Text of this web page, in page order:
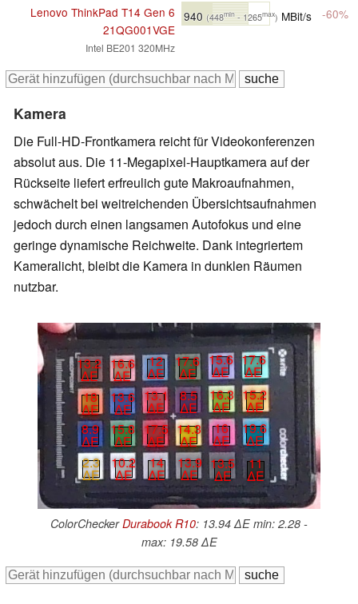
Lenovo ThinkPad T14 Gen 6
21QG001VGE
Intel BE201 320MHz
940 (448min- 1265max) MBit/s -60%
Kamera
Die Full-HD-Frontkamera reicht für Videokonferenzen
absolut aus. Die 11-Megapixel-Hauptkamera auf der
Rückseite liefert erfreulich gute Makroaufnahmen,
schwächelt bei weitreichenden Übersichtsaufnahmen
jedoch durch einen langsamen Autofokus und eine
geringe dynamische Reichweite. Dank integriertem
Kameralicht, bleibt die Kamera in dunklen Räumen
nutzbar.
13.2
∆E
16.6
∆E
12
∆E
17.6
∆E
15.6
∆E
17.6
∆E
18
∆E
13.6
∆E
13.1
∆E
8.5
∆E
16.3
∆E
15.2
∆E
8.9
∆E
15.8
∆E
17.5
∆E
14.3
∆E
16
∆E
19.6
∆E
2.3
∆E
10.2
∆E
14
∆E
13.9
∆E
13.5
∆E
11
∆E
ColorCheckerDurabook R10: 13.94 ∆E min: 2.28 -
max: 19.58 ∆E